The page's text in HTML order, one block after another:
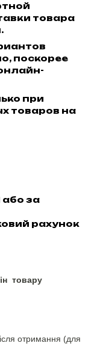
товара
поскорее
при
товаров на
за
рахунок
товару
отримання (для